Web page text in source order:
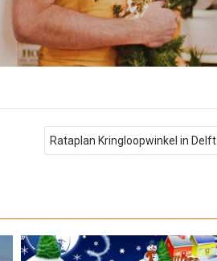
Rataplan Kringloopwinkel in Delft